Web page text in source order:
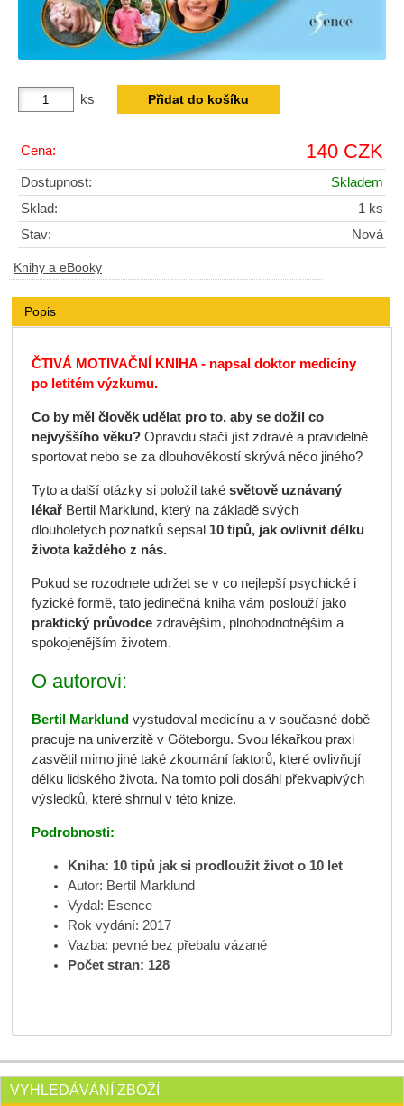
ks
Cena: 140 CZK
Dostupnost:
Skladem
Sklad:
1 ks
Stav:
Nová
Knihy a eBooky
Popis
ČTIVÁ MOTIVAČNÍ KNIHA - napsal doktor medicíny
po letitém výzkumu.
Co by měl člověk udělat pro to, aby se dožil co
nejvyššího věku? Opravdu stačí jíst zdravě a pravidelně
sportovat nebo se za dlouhověkostí skrývá něco jiného?
Tyto a další otázky si položil také světově uznávaný
lékařBertil Marklund, který na základě svých
dlouholetých poznatků sepsal 10 tipů, jak ovlivnit délku
života každého z nás.
Pokud se rozodnete udržet se v co nejlepší psychické i
fyzické formě, tato jedinečná kniha vám poslouží jako
praktický průvodcezdravějším, plnohodnotnějším a
spokojenějším životem.
O autorovi:
Bertil Marklund vystudoval medicínu a v současné době
pracuje na univerzitě v Göteborgu. Svou lékařkou praxi
zasvětil mimo jiné také zkoumání faktorů, které ovlivňují
délku lidského života. Na tomto poli dosáhl překvapivých
výsledků, které shrnul v této knize.
Podrobnosti:
Kniha: 10 tipů jak si prodloužit život o 10 let
Autor: Bertil Marklund
Vydal: Esence
Rok vydání: 2017
Vazba: pevné bez přebalu vázané
Počet stran: 128
VYHLEDÁVÁNÍ ZBOŽÍ